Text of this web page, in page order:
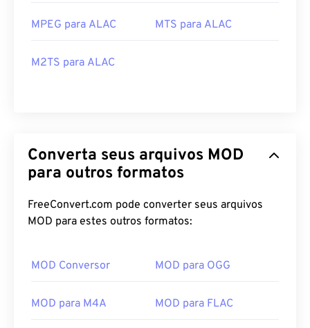
MPEG para ALAC MTS para ALAC
M2TS para ALAC
Converta seus arquivos MOD
para outros formatos
FreeConvert.com pode converter seus arquivos
MOD para estes outros formatos:
MOD Conversor MOD para OGG
MOD para M4A MOD para FLAC